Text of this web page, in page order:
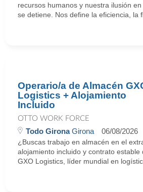
recursos humanos y nuestra ilusión
se detiene. Nos define la eficiencia, la
Operario/a de Almacén
Logistics + Alojamiento
Incluido
OTTO WORK FORCE
Todo GironaGirona 06/08/2026
¿Buscas trabajo en almacén en el
alojamiento incluido y contrato
GXO Logistics, líder mundial en